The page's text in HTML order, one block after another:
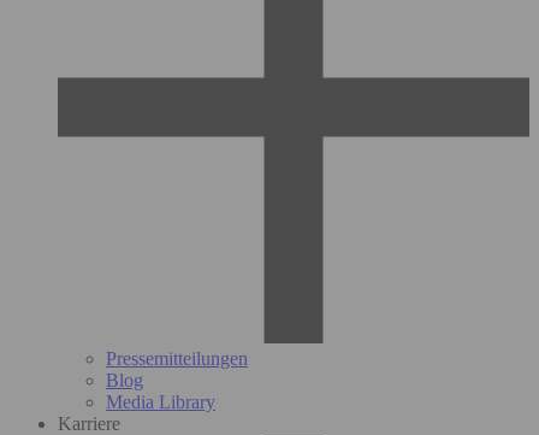
Pressemitteilungen
Blog
Media Library
Karriere